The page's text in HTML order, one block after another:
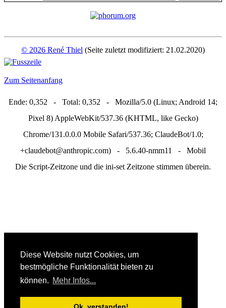
Diese Website nutzt Cookies, um
bestmögliche Funktionalität bieten zu
können. Mehr Infos...
© 2026 René Thiel (Seite zuletzt modifiziert: 21.02.2020)
Zum Seitenanfang
Ende: 0,352 - Total: 0,352 - Mozilla/5.0 (Linux; Android 14;
Pixel 8) AppleWebKit/537.36 (KHTML, like Gecko)
Chrome/131.0.0.0 Mobile Safari/537.36; ClaudeBot/1.0;
+claudebot@anthropic.com) - 5.6.40-nmm11 - Mobil
Die Script-Zeitzone und die ini-set Zeitzone stimmen überein.